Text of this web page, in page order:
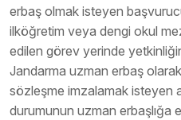
erbaş olmak isteyen
ilköğretim veya dengi okul
edilen görev yerinde
Jandarma uzman erbaş
sözleşme imzalamak isteyen
durumunun uzman erbaşlığa